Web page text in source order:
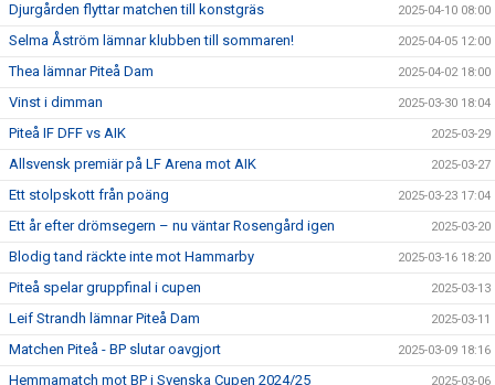
Djurgården flyttar matchen till konstgräs 2025-04-10 08:00
Selma Åström lämnar klubben till sommaren! 2025-04-05 12:00
Thea lämnar Piteå Dam 2025-04-02 18:00
Vinst i dimman 2025-03-30 18:04
Piteå IF DFF vs AIK 2025-03-29
Allsvensk premiär på LF Arena mot AIK 2025-03-27
Ett stolpskott från poäng 2025-03-23 17:04
Ett år efter drömsegern – nu väntar Rosengård igen 2025-03-20
Blodig tand räckte inte mot Hammarby 2025-03-16 18:20
Piteå spelar gruppfinal i cupen 2025-03-13
Leif Strandh lämnar Piteå Dam 2025-03-11
Matchen Piteå - BP slutar oavgjort 2025-03-09 18:16
Hemmamatch mot BP i Svenska Cupen 2024/25 2025-03-06